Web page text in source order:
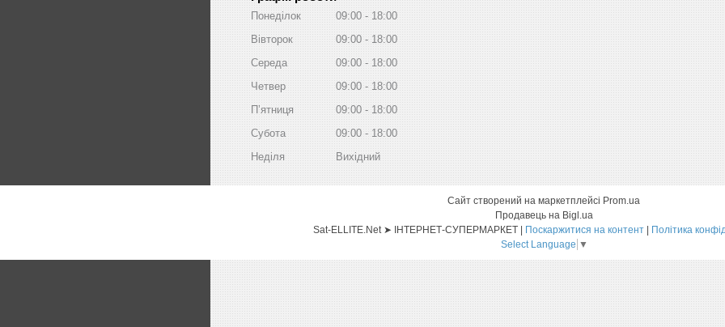
Понеділок 09:00
18:00
Вівторок
09:00
18:00
Середа
09:00
18:00
Четвер
09:00
18:00
Пʼятниця
09:00
18:00
Субота
09:00
18:00
Неділя
Вихідний
Сайт створений на маркетплейсі Prom.ua
Продавець на Bigl.ua
Sat-ELLITE.Net ➤ ІНТЕРНЕТ-СУПЕРМАРКЕТ | Поскаржитися на контент | Політика
Select Language ▼